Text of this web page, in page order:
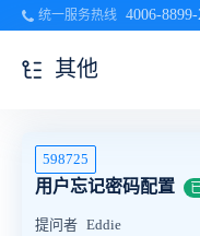
统一服务热线 4006-
其他
598725
用户忘记密码配置
提问者 Eddie